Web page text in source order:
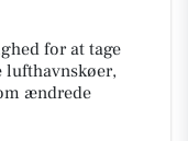
for at tage
lufthavnskøer,
ændrede